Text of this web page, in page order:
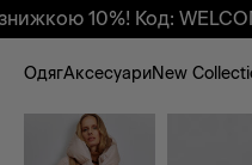
Код: WELCOME10
ОдягАксесуариNew